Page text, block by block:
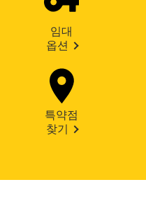
임대
옵션
특약점
찾기